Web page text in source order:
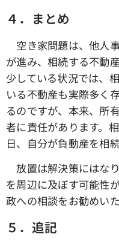
４．まとめ
空き家問題は、他人
が進み、相続する不動
少している状況では、
いる不動産も実際多く
るのですが、本来、所
者に責任があります。
日、自分が負動産を相
放置は解決策にはな
を周辺に及ぼす可能性
政への相談をお勧めいた
５．追記